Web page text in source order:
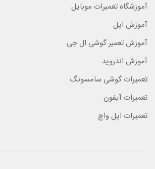
آموزشگاه تعمیرات موبایل
آموزش اپل
آموزش تعمیر گوشی ال جی
آموزش اندروید
تعمیرات گوشی سامسونگ
تعمیرات آیفون
تعمیرات اپل واچ